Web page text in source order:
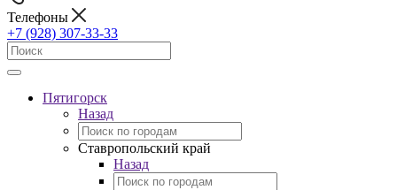
Телефоны
+7 (928) 307-33-33
Пятигорск
Назад
Ставропольский край
Назад